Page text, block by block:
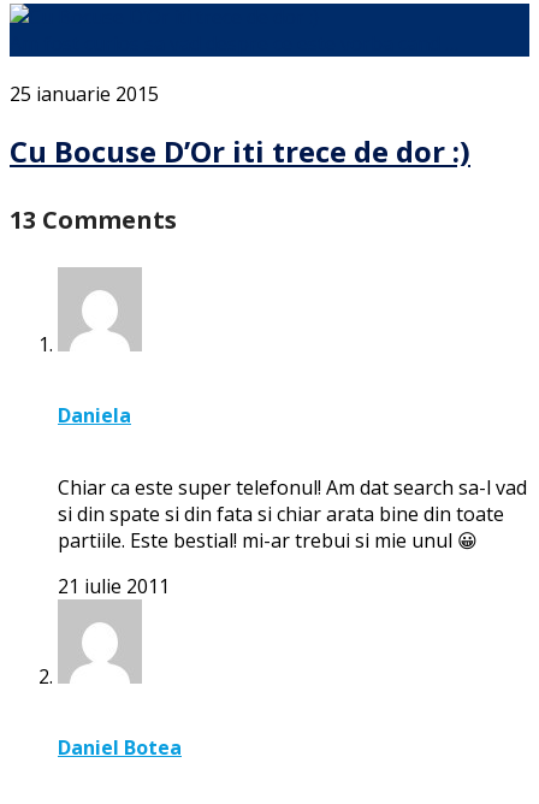
25 ianuarie 2015
Cu Bocuse D’Or iti trece de dor :)
13 Comments
Daniela
Chiar ca este super telefonul! Am dat search sa-l vad
si din spate si din fata si chiar arata bine din toate
partiile. Este bestial! mi-ar trebui si mie unul 😀
21 iulie 2011
Daniel Botea